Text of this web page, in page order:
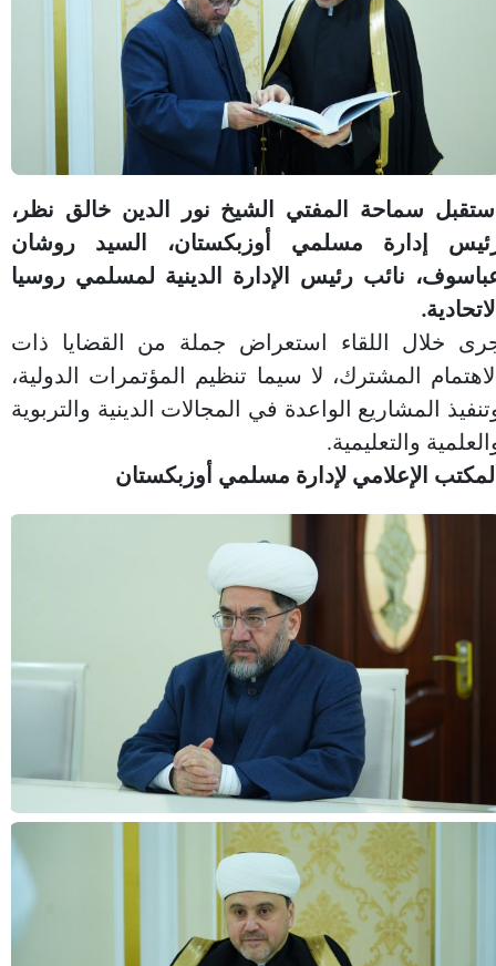
سماحة المفتي الشيخ نور الدين خالق نظر،
إدارة مسلمي أوزبكستان، السيد روشان
نائب رئيس الإدارة الدينية لمسلمي روسيا
خلال اللقاء استعراض جملة من القضايا ذات
المشترك، لا سيما تنظيم المؤتمرات الدولية،
المشاريع الواعدة في المجالات الدينية والتربوية
والتعليمية.
الإعلامي لإدارة مسلمي أوزبكستان